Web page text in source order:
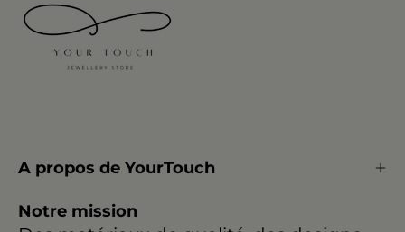
A propos de YourTouch
Notre mission